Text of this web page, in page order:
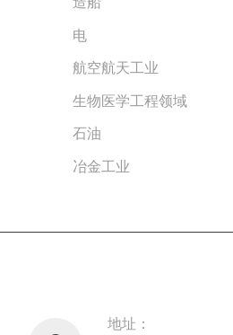
电
航空航天工业
生物医学工程领域
石油
冶金工业
地址：